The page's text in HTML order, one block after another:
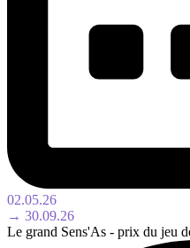
02.05.26
→ 30.09.26
Le grand Sens'As - prix du jeu